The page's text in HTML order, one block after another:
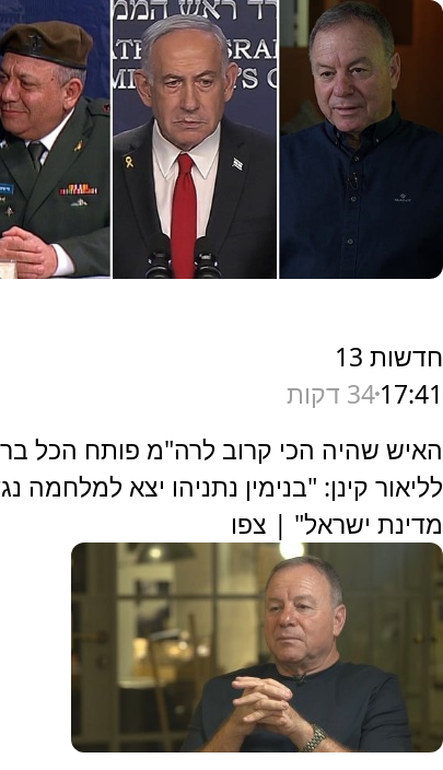
חדשות 13
17:4134 דקות
האיש שהיה הכי קרוב לרה"מ פותח הכל
לליאור קינן: "בנימין נתניהו יצא למלחמה
מדינת ישראל" | צפו